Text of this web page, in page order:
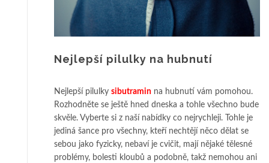
Nejlepší pilulky na hubnutí
Nejlepší pilulky sibutramin na hubnutí vám pomohou.
Rozhodněte se ještě hned dneska a tohle všechno bude
skvěle. Vyberte si z naší nabídky co nejrychleji. Tohle je
jediná šance pro všechny, kteří nechtějí něco dělat se
sebou jako fyzicky, nebaví je cvičit, mají nějaké tělesné
problémy, bolesti kloubů a podobně, takž nemohou ani